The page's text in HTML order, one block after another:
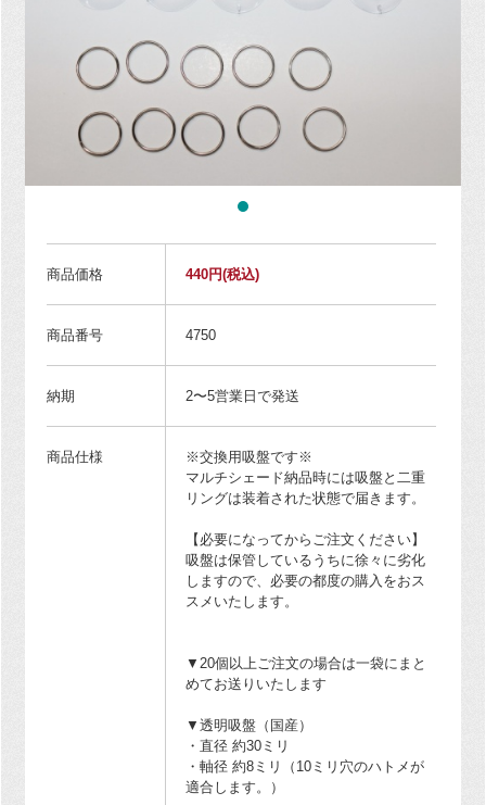
商品価格 440円(税込)
商品番号 4750
納期 2〜5営業日で発送
商品仕様
※交換用吸盤です※
マルチシェード納品時には吸盤と二重
リングは装着された状態で届きます。
【必要になってからご注文ください】
吸盤は保管しているうちに徐々に劣化
しますので、必要の都度の購入をおス
スメいたします。
▼20個以上ご注文の場合は一袋にまと
めてお送りいたします
▼透明吸盤（国産）
・直径 約30ミリ
・軸径 約8ミリ（10ミリ穴のハトメが
適合します。）